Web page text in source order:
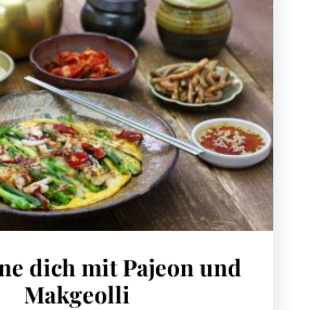
dich mit Pajeon und
Makgeolli